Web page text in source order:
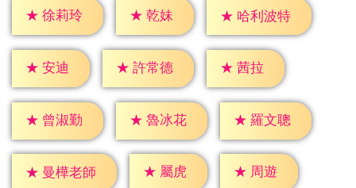
★ 徐莉玲 ★ 乾妹 ★ 哈利波特
★ 安迪 ★ 許常德 ★ 茜拉
★ 曾淑勤 ★ 魯冰花 ★ 羅文聰
★ 曼樺老師 ★ 屬虎 ★ 周遊